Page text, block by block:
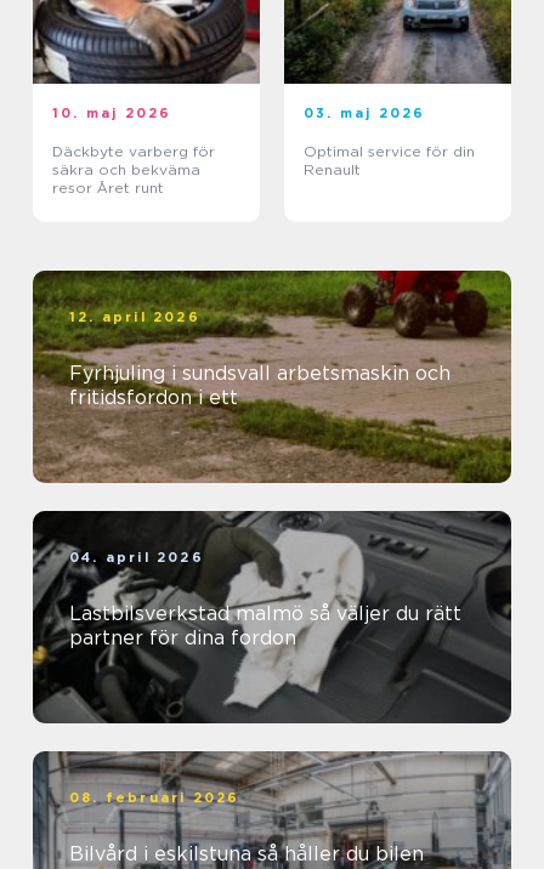
10. maj 2026
Däckbyte varberg för
säkra och bekväma
resor Året runt
03. maj 2026
Optimal service för din
Renault
12. april 2026
Fyrhjuling i sundsvall arbetsmaskin och
fritidsfordon i ett
04. april 2026
Lastbilsverkstad malmö så väljer du rätt
partner för dina fordon
08. februari 2026
Bilvård i eskilstuna så håller du bilen